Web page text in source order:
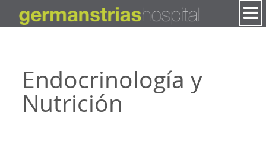
Endocrinología y
Nutrición